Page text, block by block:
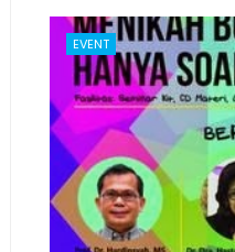
EVENT